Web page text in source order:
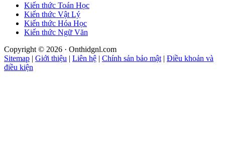
Kiến thức Toán Học
Kiến thức Vật Lý
Kiến thức Hóa Học
Kiến thức Ngữ Văn
Copyright © 2026 · Onthidgnl.com
Sitemap | Giới thiệu | Liên hệ | Chính sản bảo mật | Điều khoản và
điều kiện